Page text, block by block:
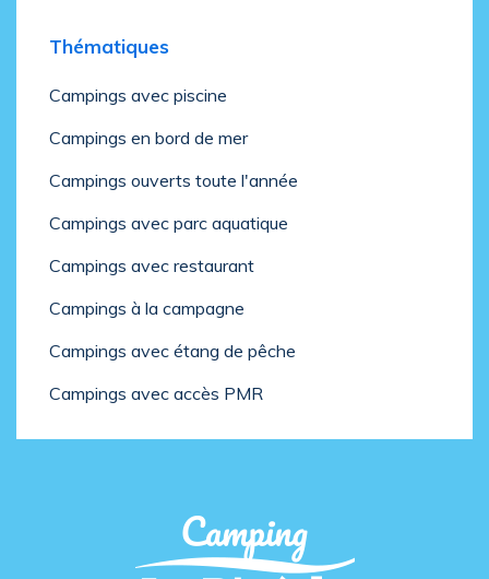
Thématiques
Campings avec piscine
Campings en bord de mer
Campings ouverts toute l'année
Campings avec parc aquatique
Campings avec restaurant
Campings à la campagne
Campings avec étang de pêche
Campings avec accès PMR